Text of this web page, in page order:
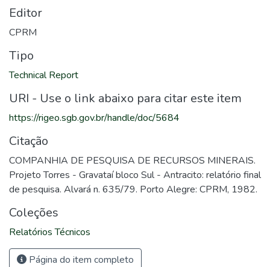
Editor
CPRM
Tipo
Technical Report
URI - Use o link abaixo para citar este item
https://rigeo.sgb.gov.br/handle/doc/5684
Citação
COMPANHIA DE PESQUISA DE RECURSOS MINERAIS.
Projeto Torres - Gravataí bloco Sul - Antracito: relatório final
de pesquisa. Alvará n. 635/79. Porto Alegre: CPRM, 1982.
Coleções
Relatórios Técnicos
Página do item completo